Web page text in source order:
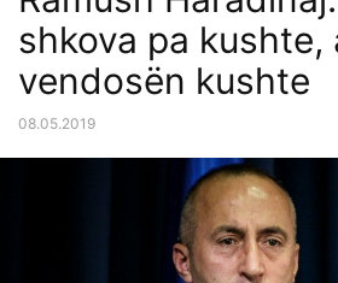
shkova pa kushte,
vendosën kushte
08.05.2019